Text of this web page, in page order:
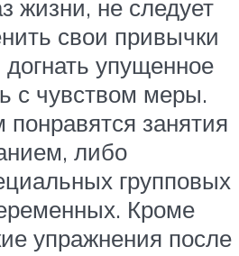
жизни, не следует
свои привычки
упущенное
с чувством меры.
занятия
либо
групповых
Кроме
упражнения после